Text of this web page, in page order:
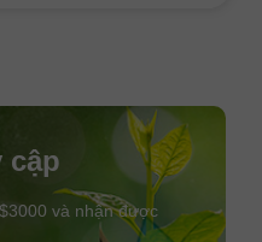
cập
và nhận được